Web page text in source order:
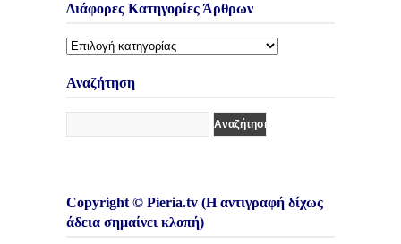
Διάφορες Κατηγορίες Άρθρων
Διάφορες
Άρθρων
Αναζήτηση
Copyright © Pieria.tv (Η αντιγραφή δίχως
άδεια σημαίνει κλοπή)